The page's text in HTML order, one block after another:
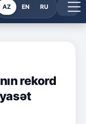
AZ EN RU
rekord